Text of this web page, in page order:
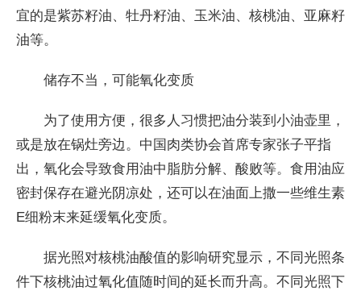
宜的是紫苏籽油、牡丹籽油、玉米油、核桃油、亚麻籽
油等。
储存不当，可能氧化变质
为了使用方便，很多人习惯把油分装到小油壶里，
或是放在锅灶旁边。中国肉类协会首席专家张子平指
出，氧化会导致食用油中脂肪分解、酸败等。食用油应
密封保存在避光阴凉处，还可以在油面上撒一些维生素
E细粉末来延缓氧化变质。
据光照对核桃油酸值的影响研究显示，不同光照条
件下核桃油过氧化值随时间的延长而升高。不同光照下